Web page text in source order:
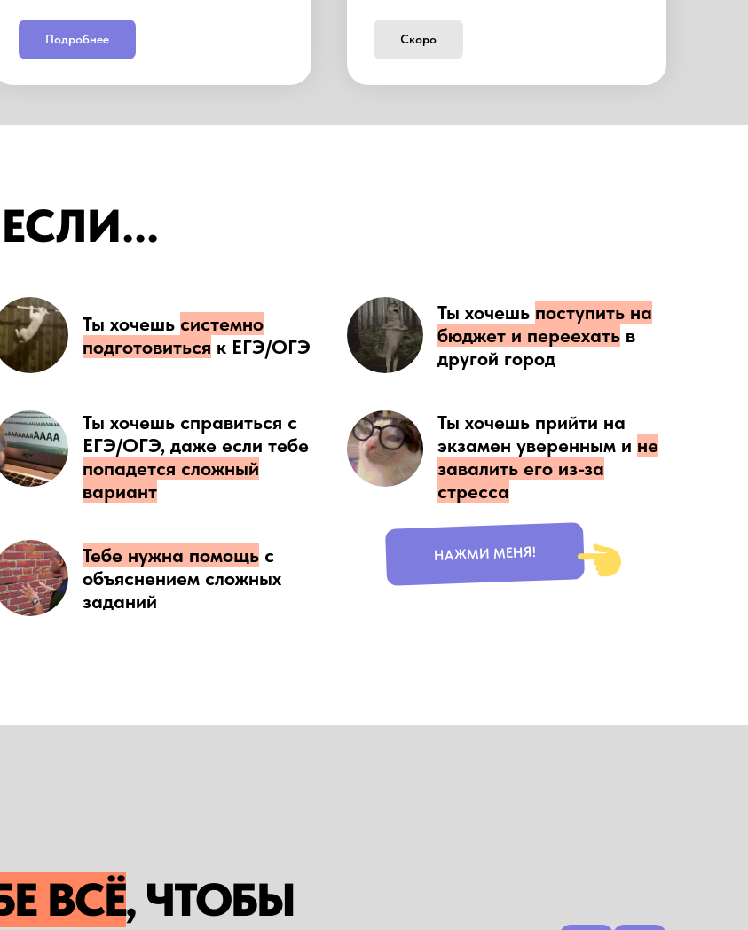
Подробнее Скоро
Ты хочешь системно
подготовиться к ЕГЭ/ОГЭ
Ты хочешь поступить на
бюджет и переехать в
другой город
Ты хочешь справиться с
ЕГЭ/ОГЭ, даже если тебе
попадется сложный
вариант
Ты хочешь прийти на
экзамен уверенным и не
завалить его из-за
стресса
Тебе нужна помощь с
объяснением сложных
заданий
НАЖМИ МЕНЯ!
ВСЁ, ЧТОБЫ